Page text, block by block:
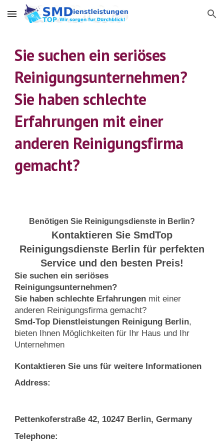
Skip to main content Skip to navigation
Sie suchen ein seriöses
Reinigungsunternehmen?
Sie haben schlechte
Erfahrungen mit einer
anderen Reinigungsfirma
gemacht?
Benötigen Sie Reinigungsdienste in Berlin?
Kontaktieren Sie SmdTop
Reinigungsdienste Berlin für perfekten
Service und den besten Preis!
Sie suchen ein seriöses
Reinigungsunternehmen?
Sie haben schlechte Erfahrungen mit einer
anderen Reinigungsfirma gemacht?
Smd-Top Dienstleistungen Reinigung Berlin,
bieten Ihnen Möglichkeiten für Ihr Haus und Ihr
Unternehmen
Kontaktieren Sie uns für weitere Informationen
Address:
Pettenkoferstraße 42, 10247 Berlin, Germany
Telephone: